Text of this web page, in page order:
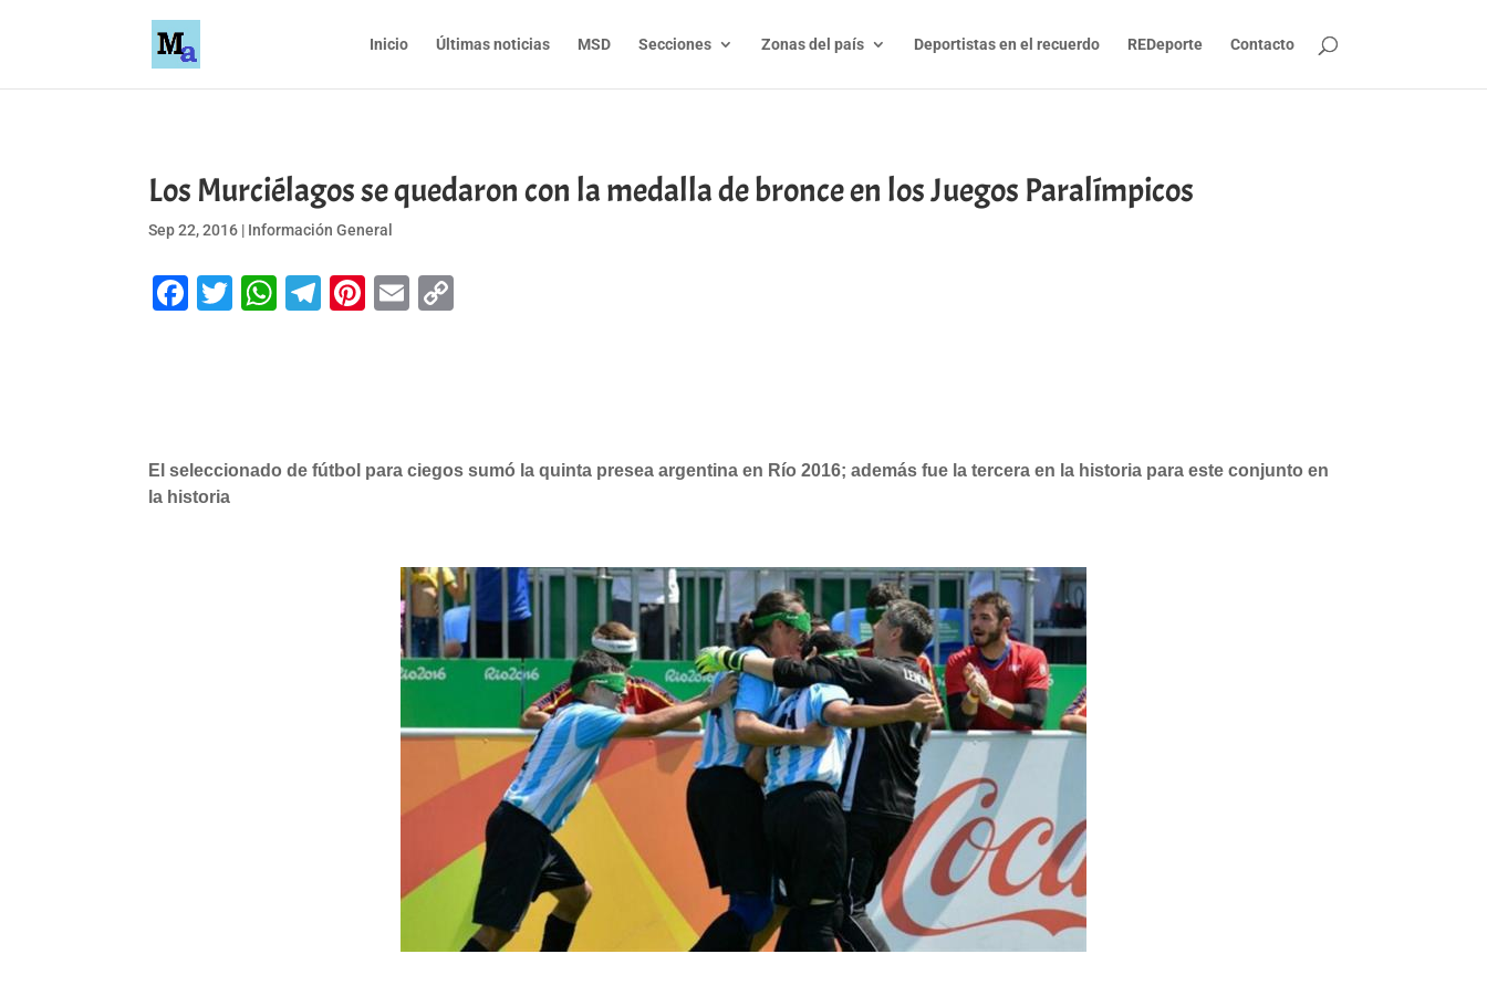
Inicio Últimas noticias MSD Secciones Zonas del país Deportistas en el recuerdo REDeporte Contacto
Los Murciélagos se quedaron con la medalla de bronce en los Juegos Paralímpicos
Sep 22, 2016 | Información General
Facebook
Twitter
WhatsApp
Telegram
Pinterest
Email
El seleccionado de fútbol para ciegos sumó la quinta presea argentina en Río 2016; además fue la tercera en la historia para este conjunto en
la historia